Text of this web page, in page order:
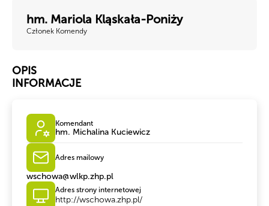
hm. Mariola Kląskała-Poniży
Członek Komendy
OPIS
INFORMACJE
Komendant
hm. Michalina Kuciewicz
Adres mailowy
wschowa@wlkp.zhp.pl
Adres strony internetowej
http://wschowa.zhp.pl/